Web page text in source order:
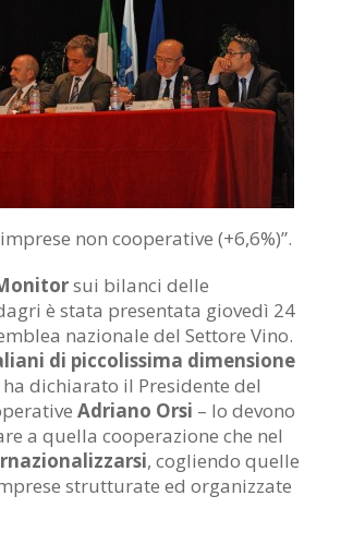
non cooperative (+6,6%)”.
sui bilanci delle
è stata presentata giovedì 24
nazionale del Settore Vino.
di piccolissima dimensione
dichiarato il Presidente del
Adriano Orsi – lo devono
a quella cooperazione che nel
, cogliendo quelle
strutturate ed organizzate